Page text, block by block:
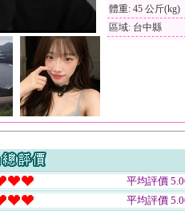
體重: 45 公斤(kg)
區域: 台中縣
平均評價
平均評價